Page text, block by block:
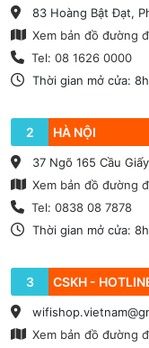
83 Hoàng Bật Đạt,
Xem bản đồ đường
Tel: 08 1626 0000
Thời gian mở cửa:
2 HÀ NỘI
37 Ngõ 165 Cầu
Xem bản đồ đường
Tel: 0838 08 7878
Thời gian mở cửa:
3 CSKH -
Xem bản đồ đường